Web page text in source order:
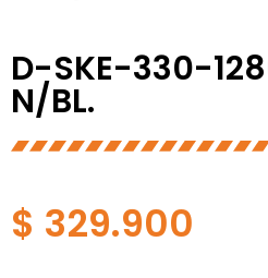
D-SKE-330-
N/BL.
$ 329.900